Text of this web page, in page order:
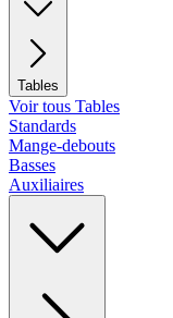
Tables
Voir tous Tables
Standards
Mange-debouts
Basses
Auxiliaires